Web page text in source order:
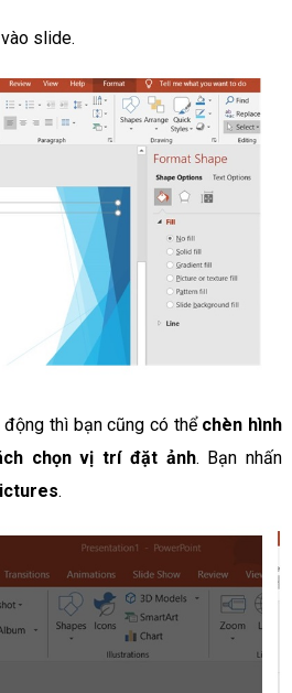
slide.
thì bạn cũng có thể chèn hình
chọn vị trí đặt ảnh. Bạn nhấn
.